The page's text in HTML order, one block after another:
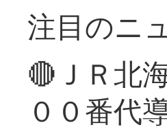
注目のニ
🔴ＪＲ北
００番代